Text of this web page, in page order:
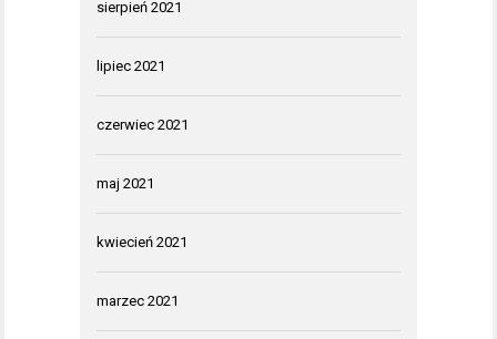
sierpień 2021
lipiec 2021
czerwiec 2021
maj 2021
kwiecień 2021
marzec 2021